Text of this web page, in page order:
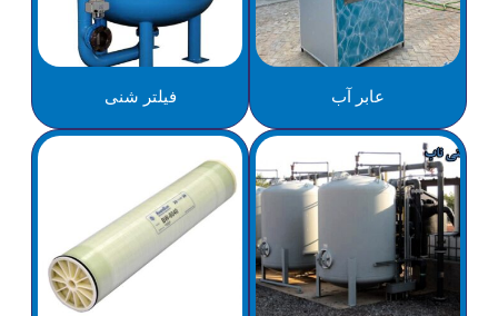
عابر آب فیلتر شنی